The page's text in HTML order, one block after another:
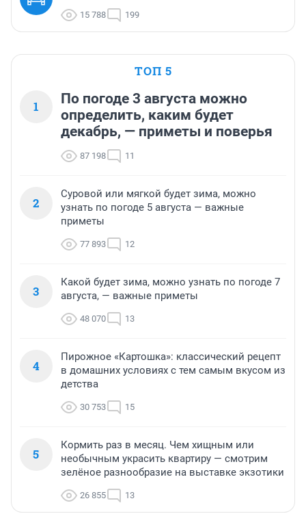
15 788 199
ТОП 5
1
По погоде 3 августа можно
определить, каким будет
декабрь, — приметы и поверья
87 198 11
2
Суровой или мягкой будет зима, можно
узнать по погоде 5 августа — важные
приметы
77 893 12
3
Какой будет зима, можно узнать по погоде 7
августа, — важные приметы
48 070 13
4
Пирожное «Картошка»: классический рецепт
в домашних условиях с тем самым вкусом из
детства
30 753 15
5
Кормить раз в месяц. Чем хищным или
необычным украсить квартиру — смотрим
зелёное разнообразие на выставке экзотики
26 855 13